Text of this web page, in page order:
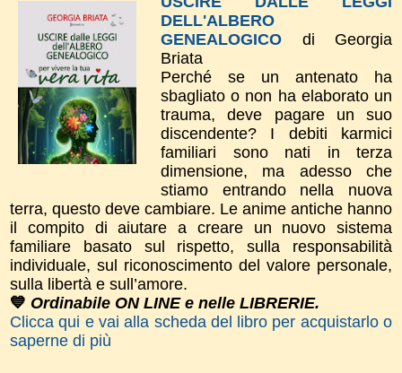
DELL'ALBERO
GENEALOGICO di Georgia
Briata
Perché se un antenato ha
sbagliato o non ha elaborato un
trauma, deve pagare un suo
discendente? I debiti karmici
familiari sono nati in terza
dimensione, ma adesso che
stiamo entrando nella nuova
terra, questo deve cambiare. Le anime antiche hanno
il compito di aiutare a creare un nuovo sistema
familiare basato sul rispetto, sulla responsabilità
individuale, sul riconoscimento del valore personale,
sulla libertà e sull’amore.
💙 Ordinabile ON LINE e nelle LIBRERIE.
Clicca qui e vai alla scheda del libro per acquistarlo o
saperne di più